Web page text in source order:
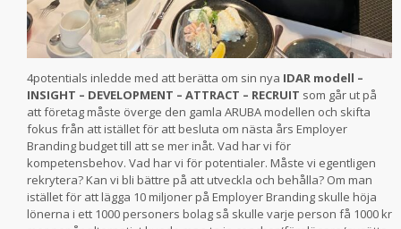
4potentials inledde med att berätta om sin nya IDAR modell –
INSIGHT – DEVELOPMENT – ATTRACT – RECRUIT som går ut på
att företag måste överge den gamla ARUBA modellen och skifta
fokus från att istället för att besluta om nästa års Employer
Branding budget till att se mer inåt. Vad har vi för
kompetensbehov. Vad har vi för potentialer. Måste vi egentligen
rekrytera? Kan vi bli bättre på att utveckla och behålla? Om man
istället för att lägga 10 miljoner på Employer Branding skulle höja
lönerna i ett 1000 personers bolag så skulle varje person få 1000 kr